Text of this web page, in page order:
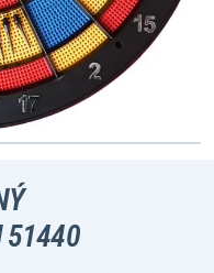
51440